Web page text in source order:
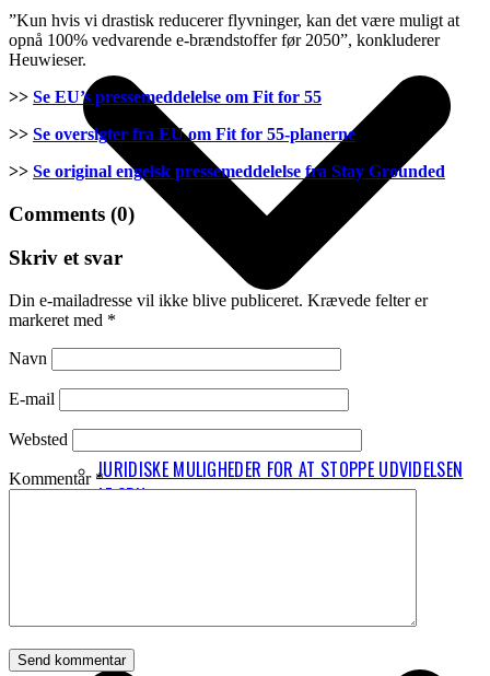
JURIDISKE MULIGHEDER FOR AT STOPPE UDVIDELSEN
AF CPH
”Kun hvis vi drastisk reducerer flyvninger, kan det være muligt at
opnå 100% vedvarende e-brændstoffer før 2050”, konkluderer
Heuwieser.
>> Se EU’s pressemeddelelse om Fit for 55
>> Se oversigter fra EU om Fit for 55-planerne
>> Se original engelsk pressemeddelelse fra Stay Grounded
Comments (0)
Skriv et svar
Din e-mailadresse vil ikke blive publiceret. Krævede felter er
markeret med *
Navn
E-mail
Websted
Kommentar *